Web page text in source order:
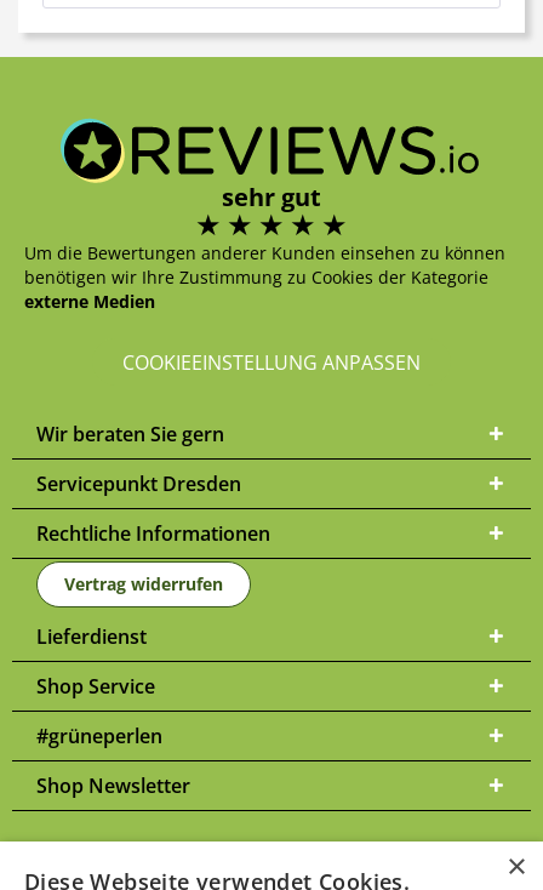
sehr gut
Um die Bewertungen anderer Kunden einsehen zu können
benötigen wir Ihre Zustimmung zu Cookies der Kategorie
externe Medien
COOKIEEINSTELLUNG ANPASSEN
Wir beraten Sie gern
Servicepunkt Dresden
Rechtliche Informationen
Vertrag widerrufen
Lieferdienst
Shop Service
#grüneperlen
Shop Newsletter
×
Diese Webseite verwendet Cookies.